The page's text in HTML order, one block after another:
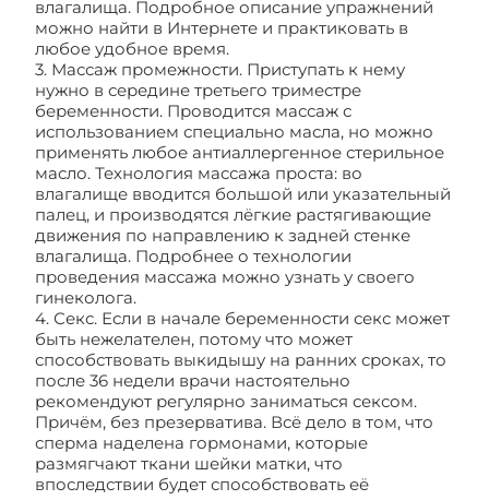
влагалища. Подробное описание упражнений
можно найти в Интернете и практиковать в
любое удобное время.
3. Массаж промежности. Приступать к нему
нужно в середине третьего триместре
беременности. Проводится массаж с
использованием специально масла, но можно
применять любое антиаллергенное стерильное
масло. Технология массажа проста: во
влагалище вводится большой или указательный
палец, и производятся лёгкие растягивающие
движения по направлению к задней стенке
влагалища. Подробнее о технологии
проведения массажа можно узнать у своего
гинеколога.
4. Секс. Если в начале беременности секс может
быть нежелателен, потому что может
способствовать выкидышу на ранних сроках, то
после 36 недели врачи настоятельно
рекомендуют регулярно заниматься сексом.
Причём, без презерватива. Всё дело в том, что
сперма наделена гормонами, которые
размягчают ткани шейки матки, что
впоследствии будет способствовать её